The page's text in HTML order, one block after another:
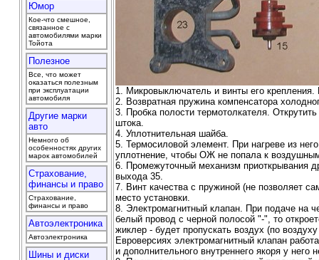
1. Микровыключатель и винты его
2. Возвратная пружина компенсатора
3. Пробка полости термотолкателя.
штока.
4. Уплотнительная шайба.
5. Термосиловой элемент. При нагреве из
уплотнение, чтобы ОЖ не попала к
6. Промежуточный механизм приоткрывания
выхода 35.
7. Винт качества с пружиной (не позволяет
место установки.
8. Электромагнитный клапан. При подаче на
белый провод с черной полосой "-", то
жиклер - будет пропускать воздух (по
Евроверсиях электромагнитный клапан
и дополнительного внутреннего якоря у него
Юмор
Кое-что смешное,
связанное с
автомобилями марки
Тойота
Полезное
Все, что может
оказаться полезным
при эксплуатации
автомобиля
Другие марки
авто
Немного об
особенностях других
марок автомобилей
Страхование,
финансы и право
Страхование,
финансы и право
Автоэлектроника
Автоэлектроника
Шины и диски